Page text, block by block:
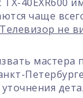
чаще
Телевизор не
мастера